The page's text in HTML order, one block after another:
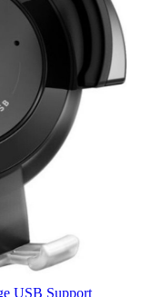
USB Support